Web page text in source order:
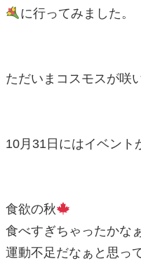
に行ってみました。
ただいまコスモスが咲
10月 31 日にはイベント
食欲の秋
食べすぎちゃったかな
運動不足だなぁと思っ